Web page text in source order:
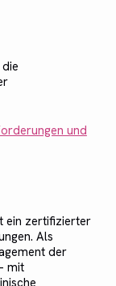
und
ein zertifizierter
Als
der
mit